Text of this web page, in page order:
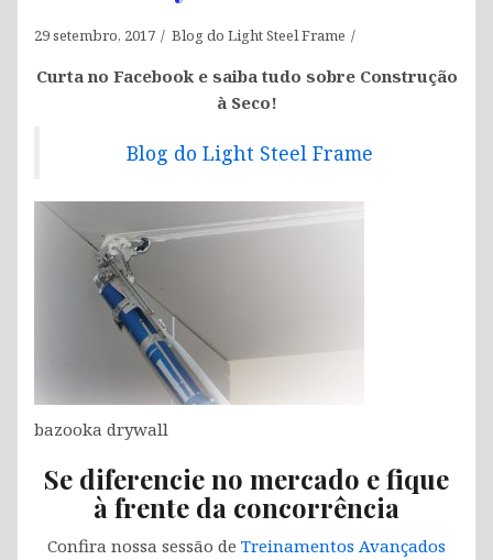
29 setembro, 2017 Blog do Light Steel Frame
Curta no Facebook e saiba tudo sobre Construção
à Seco!
Blog do Light Steel Frame
bazooka drywall
Se diferencie no mercado e fique
à frente da concorrência
Confira nossa sessão de Treinamentos Avançados